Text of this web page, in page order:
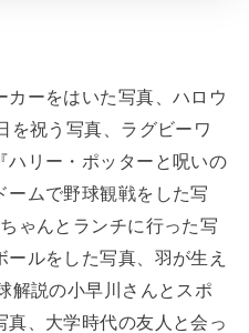
ーをはいた写真、ハロウ
を祝う写真、ラグビーワ
ハリー・ポッターと呪いの
ームで野球観戦をした写
ゃんとランチに行った写
ルをした写真、羽が生え
解説の小早川さんとスポ
真、大学時代の友人と会っ